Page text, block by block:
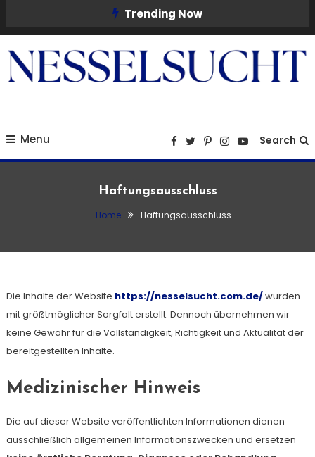
Content
Trending Now
Menu Search
Haftungsausschluss
Home Haftungsausschluss
Die Inhalte der Website https://nesselsucht.com.de/wurden
mit größtmöglicher Sorgfalt erstellt. Dennoch übernehmen wir
keine Gewähr für die Vollständigkeit, Richtigkeit und Aktualität der
bereitgestellten Inhalte.
Medizinischer Hinweis
Die auf dieser Website veröffentlichten Informationen dienen
ausschließlich allgemeinen Informationszwecken und ersetzen